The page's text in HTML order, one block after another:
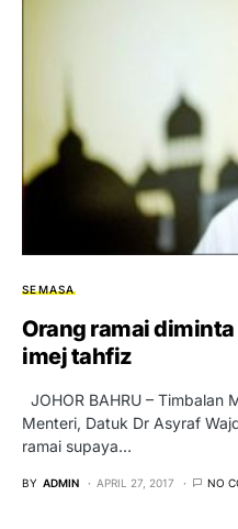
SEMASA
Orang ramai
imej tahfiz
JOHOR BAHRU – Timbalan
Menteri, Datuk Dr Asyraf
ramai supaya…
BY ADMIN APRIL 27, 2017 NO